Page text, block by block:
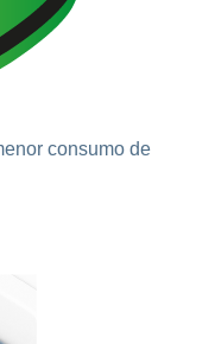
consumo de